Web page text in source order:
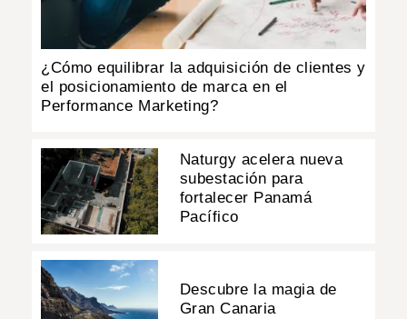
¿Cómo equilibrar la adquisición de clientes y
el posicionamiento de marca en el
Performance Marketing?
Naturgy acelera nueva
subestación para
fortalecer Panamá
Pacífico
Descubre la magia de
Gran Canaria